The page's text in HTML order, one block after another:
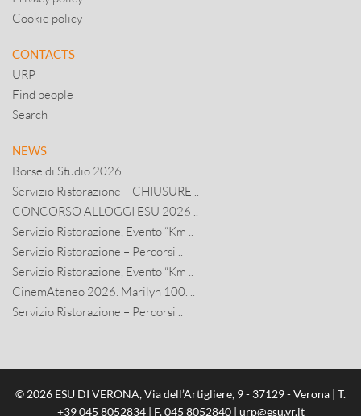
Cookie policy
CONTACTS
URP
Find people
Search
NEWS
Borse di Studio 2026 ..
Servizio Ristorazione – CHIUSURE ..
CONCORSO ALLOGGI ESU 2026 ..
Servizio Ristorazione, Evento “Km ..
Servizio Ristorazione – Percorsi ..
Servizio Ristorazione, Evento “Km ..
CinemAteneo 2026. Marilyn 100. ..
Servizio Ristorazione – Percorsi ..
© 2026 ESU DI VERONA, Via dell’Artigliere, 9 - 37129 - Verona | T.
+39 045 8052834| F. 045 8052840 | urp@esu.vr.it